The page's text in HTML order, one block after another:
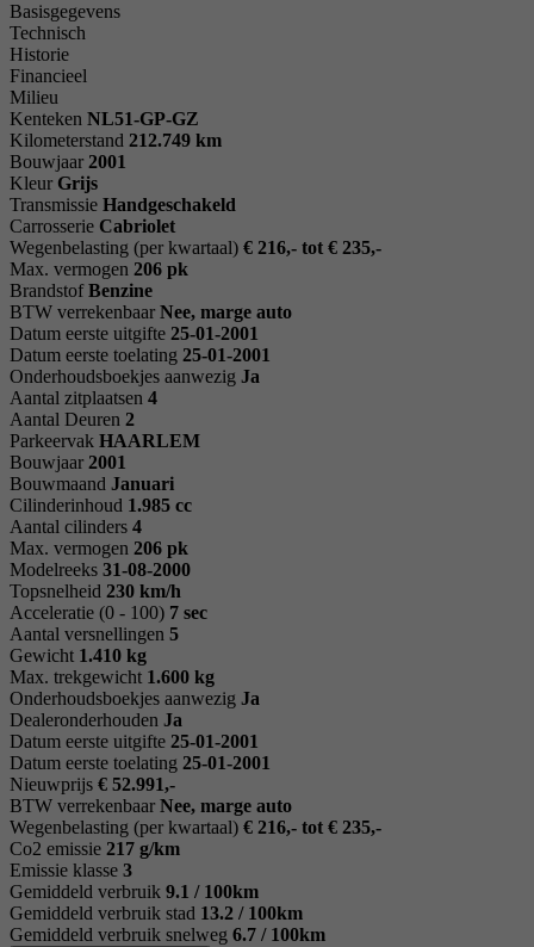
Basisgegevens
Technisch
Historie
Financieel
Milieu
Kenteken NL51-GP-GZ
Kilometerstand 212.749 km
Bouwjaar 2001
Kleur Grijs
Transmissie Handgeschakeld
Carrosserie Cabriolet
Wegenbelasting (per kwartaal) € 216,- tot € 235,-
Max. vermogen 206 pk
Brandstof Benzine
BTW verrekenbaar Nee, marge auto
Datum eerste uitgifte 25-01-2001
Datum eerste toelating 25-01-2001
Onderhoudsboekjes aanwezig Ja
Aantal zitplaatsen 4
Aantal Deuren 2
Parkeervak HAARLEM
Bouwjaar 2001
Bouwmaand Januari
Cilinderinhoud 1.985 cc
Aantal cilinders 4
Max. vermogen 206 pk
Modelreeks 31-08-2000
Topsnelheid 230 km/h
Acceleratie (0 - 100) 7 sec
Aantal versnellingen 5
Gewicht 1.410 kg
Max. trekgewicht 1.600 kg
Onderhoudsboekjes aanwezig Ja
Dealeronderhouden Ja
Datum eerste uitgifte 25-01-2001
Datum eerste toelating 25-01-2001
Nieuwprijs € 52.991,-
BTW verrekenbaar Nee, marge auto
Wegenbelasting (per kwartaal) € 216,- tot € 235,-
Co2 emissie 217 g/km
Emissie klasse 3
Gemiddeld verbruik 9.1 / 100km
Gemiddeld verbruik stad 13.2 / 100km
Gemiddeld verbruik snelweg 6.7 / 100km